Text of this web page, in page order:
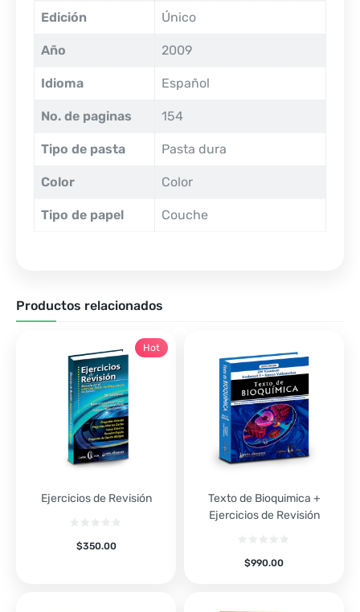
Edición Único
Año 2009
Idioma Español
No. de paginas 154
Tipo de pasta Pasta dura
Color Color
Tipo de papel Couche
Productos relacionados
Ejercicios de Revisión
$350.00
Hot
Texto de Bioquimica +
Ejercicios de Revisión
$990.00